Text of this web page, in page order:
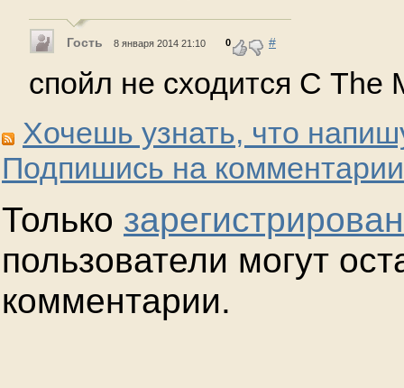
Гость 8 января 2014 21:10 0 #
спойл не сходится С The
Хочешь узнать, что
Подпишись на
Только
пользователи могут
комментарии.